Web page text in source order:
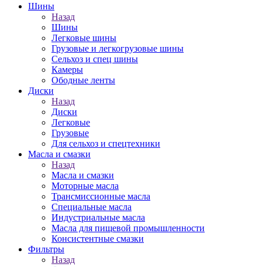
Шины
Назад
Шины
Легковые шины
Грузовые и легкогрузовые шины
Сельхоз и спец шины
Камеры
Ободные ленты
Диски
Назад
Диски
Легковые
Грузовые
Для сельхоз и спецтехники
Масла и смазки
Назад
Масла и смазки
Моторные масла
Трансмиссионные масла
Специальные масла
Индустриальные масла
Масла для пищевой промышленности
Консистентные смазки
Фильтры
Назад